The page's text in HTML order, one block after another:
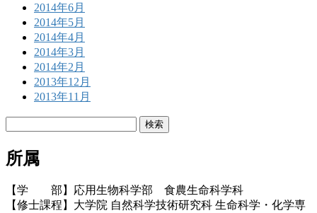
2014年6月
2014年5月
2014年4月
2014年3月
2014年2月
2013年12月
2013年11月
所属
【学 部】応用生物科学部 食農生命科学科
【修士課程】大学院 自然科学技術研究科 生命科学・化学専